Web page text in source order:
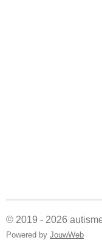
© 2019 - 2026
Powered by JouwWeb